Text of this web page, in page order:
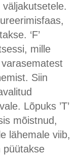
‘F’
mille
Siin
Lõpuks ’T’
mõistnud,
lähemale viib,
püütakse